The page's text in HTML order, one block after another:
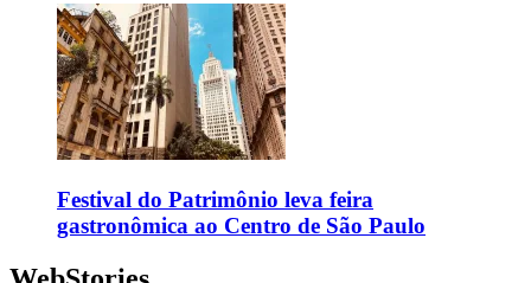
Festival do Patrimônio leva feira
gastronômica ao Centro de São Paulo